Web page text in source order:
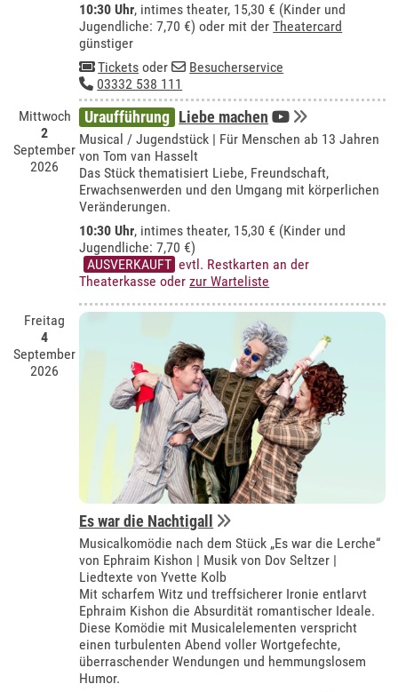
10:30 Uhr, intimes theater, 15,30 € (Kinder und
Jugendliche: 7,70 €) oder mit derTheatercard
günstiger
Tickets oder
Besucherservice
03332 538 111
Mittwoch
2
September
2026
Uraufführung Liebe machen
Musical / Jugendstück | Für Menschen ab 13 Jahren
von Tom van Hasselt
Das Stück thematisiert Liebe, Freundschaft,
Erwachsenwerden und den Umgang mit körperlichen
Veränderungen.
10:30 Uhr, intimes theater, 15,30 € (Kinder und
Jugendliche: 7,70 €)
AUSVERKAUFT evtl. Restkarten an der
Theaterkasse oderzur Warteliste
Freitag
4
September
2026
Es war die Nachtigall
Musicalkomödie nach dem Stück „Es war die Lerche“
von Ephraim Kishon | Musik von Dov Seltzer |
Liedtexte von Yvette Kolb
Mit scharfem Witz und treffsicherer Ironie entlarvt
Ephraim Kishon die Absurdität romantischer Ideale.
Diese Komödie mit Musicalelementen verspricht
einen turbulenten Abend voller Wortgefechte,
überraschender Wendungen und hemmungslosem
Humor.